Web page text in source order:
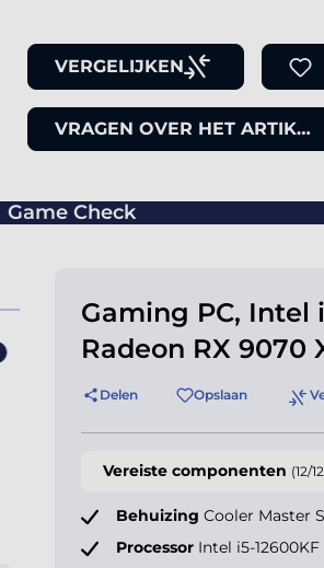
VERGELIJKEN
VRAGEN OVER HET ARTIKEL
Game Check
Gaming PC, Intel
Radeon RX 9070
Delen Opslaan
Vereiste componenten (12/
Behuizing Cooler Master
Processor